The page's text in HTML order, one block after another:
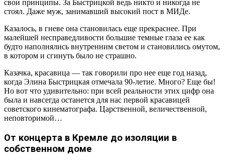
свои принципы. За Быстрицкой ведь никто и никогда не
стоял. Даже муж, занимавший высокий пост в МИДе.
Казалось, в гневе она становилась еще прекраснее. При
малейшей несправедливости большие темные глаза ее как
будто наполнялись внутренним светом и становились омутом,
в котором и сгинуть было не страшно.
Казачка, красавица — так говорили про нее еще год назад,
когда Элина Быстрицкая отмечала 90-летие. Много? Еще бы!
Но вот что удивительно: при всей реальности этих цифр она
была и навсегда останется для нас первой красавицей
советского кинематографа. Царственной, величественной,
неповторимой…
От концерта в Кремле до изоляции в
собственном доме